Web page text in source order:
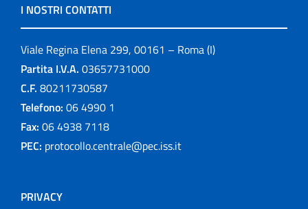
I NOSTRI CONTATTI
Viale Regina Elena 299, 00161 – Roma (I)
Partita I.V.A. 03657731000
C.F. 80211730587
Telefono: 06 4990 1
Fax: 06 4938 7118
PEC: protocollo.centrale@pec.iss.it
PRIVACY